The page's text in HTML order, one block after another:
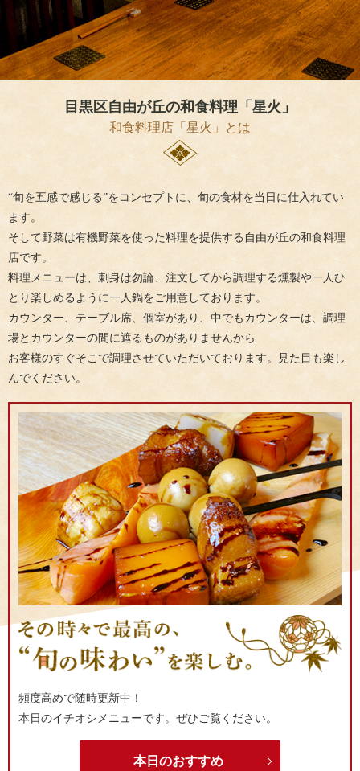
目黒区自由が丘の和食料理「星火」
和食料理店「星火」とは
“旬を五感で感じる”をコンセプトに、旬の食材を当日に仕入れてい
ます。
そして野菜は有機野菜を使った料理を提供する自由が丘の和食料理
店です。
料理メニューは、刺身は勿論、注文してから調理する燻製や一人ひ
とり楽しめるように一人鍋をご用意しております。
カウンター、テーブル席、個室があり、中でもカウンターは、調理
場とカウンターの間に遮るものがありませんから
お客様のすぐそこで調理させていただいております。見た目も楽し
んでください。
頻度高めで随時更新中！
本日のイチオシメニューです。ぜひご覧ください。
本日のおすすめ